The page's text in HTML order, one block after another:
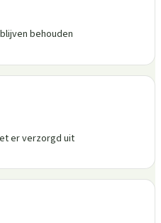
behouden
er verzorgd uit